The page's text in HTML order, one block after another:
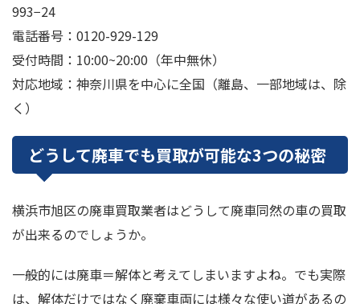
993−24
電話番号：0120-929-129
受付時間：10:00~20:00（年中無休）
対応地域：神奈川県を中心に全国（離島、一部地域は、除
く）
どうして廃車でも買取が可能な3つの秘密
横浜市旭区の廃車買取業者はどうして廃車同然の車の買取
が出来るのでしょうか。
一般的には廃車＝解体と考えてしまいますよね。でも実際
は、解体だけではなく廃棄車両には様々な使い道があるの